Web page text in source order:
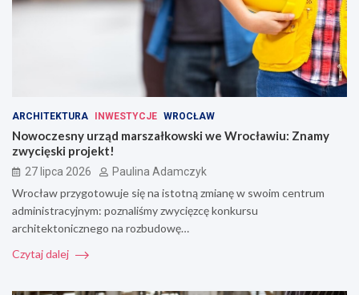
ARCHITEKTURA INWESTYCJE WROCŁAW
Nowoczesny urząd marszałkowski we Wrocławiu: Znamy
zwycięski projekt!
27 lipca 2026 Paulina Adamczyk
Wrocław przygotowuje się na istotną zmianę w swoim centrum
administracyjnym: poznaliśmy zwycięzcę konkursu
architektonicznego na rozbudowę…
Czytaj dalej